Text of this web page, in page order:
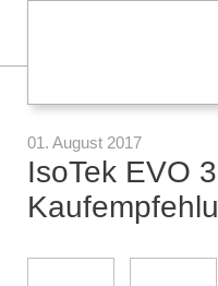
01. August 2017
IsoTek EVO